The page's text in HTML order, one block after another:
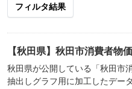
フィルタ結果
【秋田県】秋田市消費者物
秋田県が公開している「秋田市
抽出しグラフ用に加工したデー